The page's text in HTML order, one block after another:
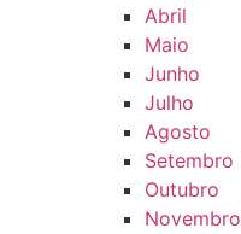
Abril
Maio
Junho
Julho
Agosto
Setembro
Outubro
Novembro